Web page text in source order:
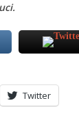
Twitter